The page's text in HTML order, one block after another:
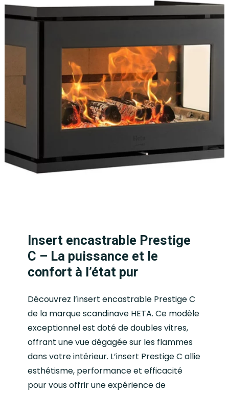
Insert encastrable Prestige
C – La puissance et le
confort à l’état pur
Découvrez l’insert encastrable Prestige C
de la marque scandinave HETA. Ce modèle
exceptionnel est doté de doubles vitres,
offrant une vue dégagée sur les flammes
dans votre intérieur. L’insert Prestige C allie
esthétisme, performance et efficacité
pour vous offrir une expérience de